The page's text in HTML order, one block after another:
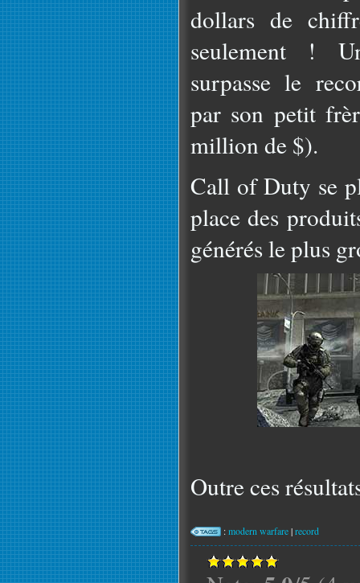
dollars de
seulement !
surpasse le
par son petit
million de $).
Call of Duty se
place des
générés le plus
Outre ces
:modern warfare|record